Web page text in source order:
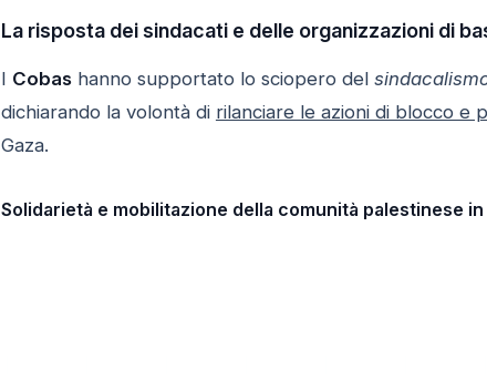
La risposta dei sindacati e delle organizzazioni di
I Cobashanno supportato lo sciopero del
dichiarando la volontà di rilanciare le azioni di blocco e
Gaza.
Solidarietà e mobilitazione della comunità palestinese in